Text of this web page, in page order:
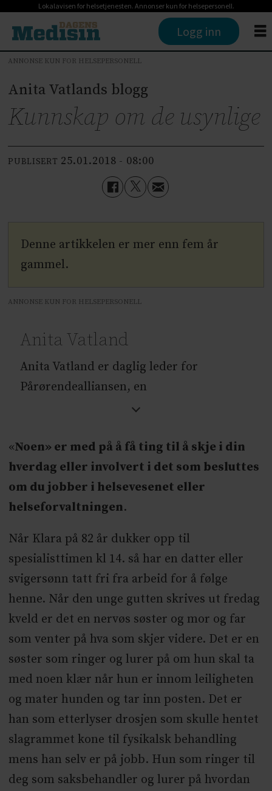
Lokalavisen for helsetjenesten. Annonser kun for helsepersonell.
Logg inn
ANNONSE KUN FOR HELSEPERSONELL
Anita Vatlands blogg
Kunnskap om de usynlige
PUBLISERT 25.01.2018 - 08:00
Denne artikkelen er mer enn fem år
gammel.
ANNONSE KUN FOR HELSEPERSONELL
Anita Vatland
Anita Vatland er daglig leder for
Pårørendealliansen, en
paraplyorganisasjon for
tilstand til den eller de man er pårørende
for. Vatland har lang erfaring fra arbeid
med helsesektoren og har bakgrunn som
siviløkonom.
«Noen» er med på å få ting til å skje i din
hverdag eller involvert i det som besluttes
om du jobber i helsevesenet eller
helseforvaltningen.
Når Klara på 82 år dukker opp til
spesialisttimen kl 14. så har en datter eller
svigersønn tatt fri fra arbeid for å følge
henne. Når den unge gutten skrives ut fredag
kveld er det en nervøs søster og mor og far
som venter på hva som skjer videre. Det er en
søster som ringer og lurer på om hun skal ta
med noen klær når hun er innom leiligheten
og mater hunden og tar inn posten. Det er
han som etterlyser drosjen som skulle hentet
slagrammet kone til fysikalsk behandling
mens han selv er på jobb. Hun som ringer til
deg som saksbehandler og lurer på hvordan